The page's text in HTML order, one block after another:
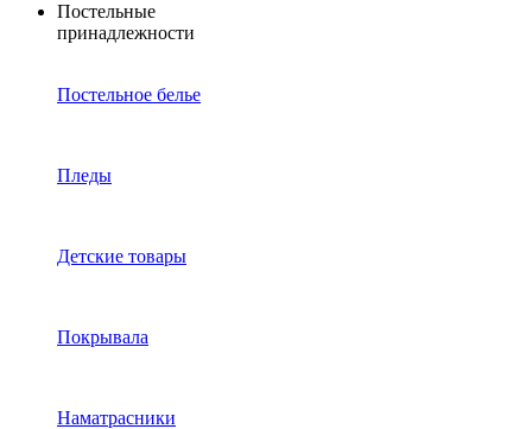
Постельные
принадлежности
Постельное белье
Пледы
Детские товары
Покрывала
Наматрасники